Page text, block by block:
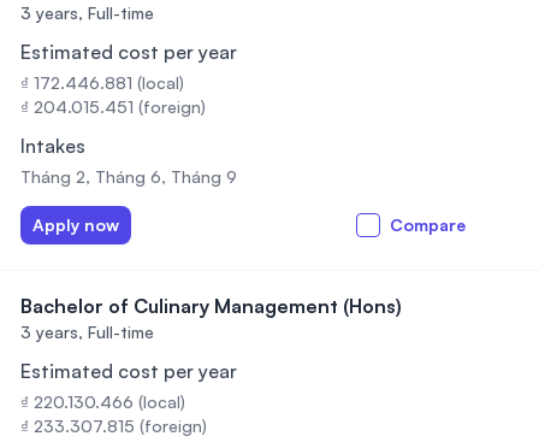
3 years, Full-time
Estimated cost per year
₫ 172.446.881 (local)
₫ 204.015.451 (foreign)
Intakes
Tháng 2, Tháng 6, Tháng 9
Apply now Compare
Bachelor of Culinary Management (Hons)
3 years, Full-time
Estimated cost per year
₫ 220.130.466 (local)
₫ 233.307.815 (foreign)